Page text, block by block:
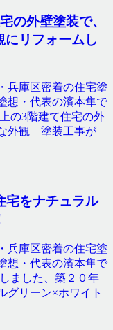
の外壁塗装で、
にリフォームし
兵庫区密着の住宅塗
想・代表の濱本隼で
の3階建て住宅の外
外観 塗装工事が
宅をナチュラル
兵庫区密着の住宅塗
想・代表の濱本隼で
ました、築２０年
グリーン×ホワイト